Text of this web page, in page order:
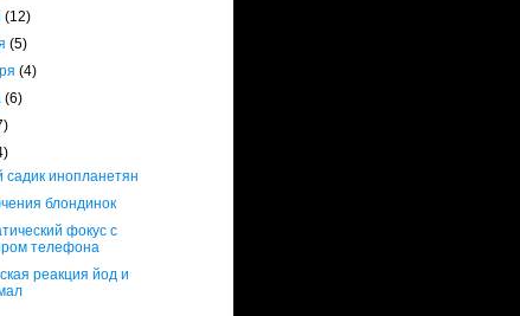
(12)
(5)
(4)
(6)
садик инопланетян
блондинок
фокус с
телефона
реакция йод и